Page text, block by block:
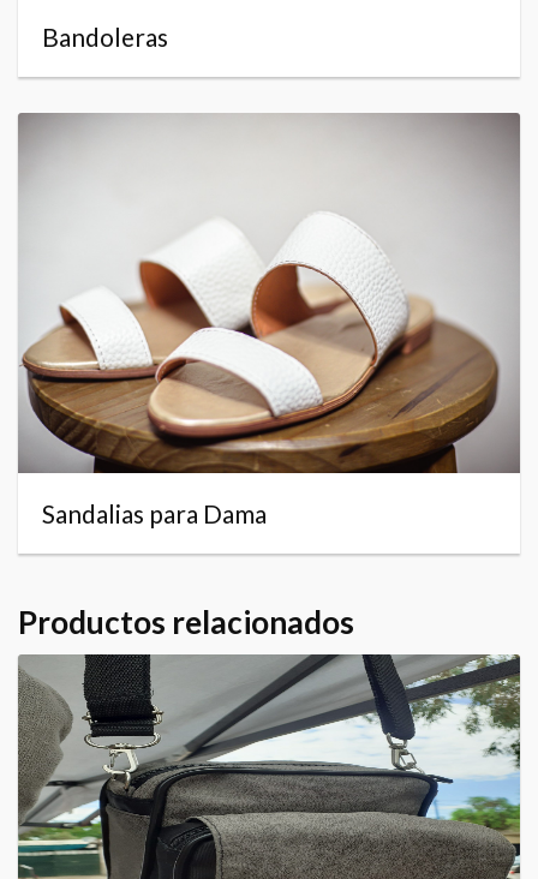
Bandoleras
Sandalias para Dama
Productos relacionados